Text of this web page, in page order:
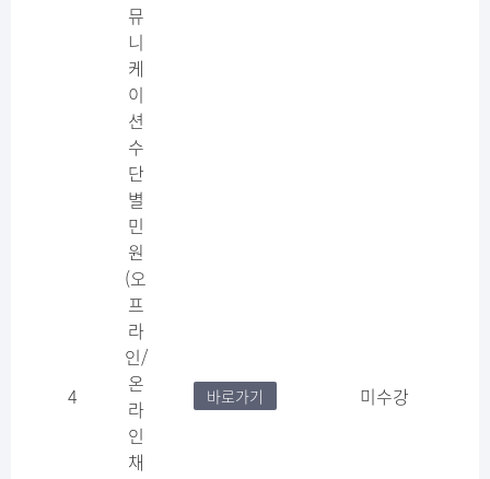
4
뮤
니
케
이
션
수
단
별
민
원
(오
프
라
인/
온
라
인
채
바로가기 미수강